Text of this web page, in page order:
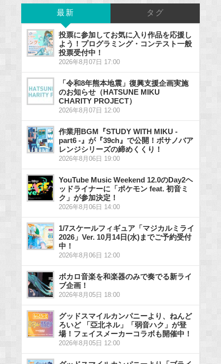
最新 タグ
投票に参加してお気に入り作品を応援し
よう！プログラミング・コンテスト一般
投票受付中！
2026年8月07日 17:00
「令和8年熊本地震」復興支援企画実施
のお知らせ（HATSUNE MIKU
CHARITY PROJECT）
2026年8月07日 12:00
作業用BGM『STUDY WITH MIKU -
part6 -』が『39ch』で公開！ボサノバア
レンジシリーズの締めくくり！
2026年8月06日 19:00
YouTube Music Weekend 12.0のDay2ヘ
ッドライナーに「ポケモン feat. 初音ミ
ク」が参加決定！
2026年8月06日 14:00
1/7スケールフィギュア「マジカルミライ
2026」Ver. 10月14日(水)までご予約受付
中！
2026年8月06日 12:00
ボカロ音楽を和楽器のみで奏でる新ライ
ブ企画！
2026年8月05日 18:00
グッドスマイルカンパニーより、ねんど
ろいど 「亞北ネル」「弱音ハク」が登
場！フェイスメーカーコラボも開催中！
2026年8月05日 12:00